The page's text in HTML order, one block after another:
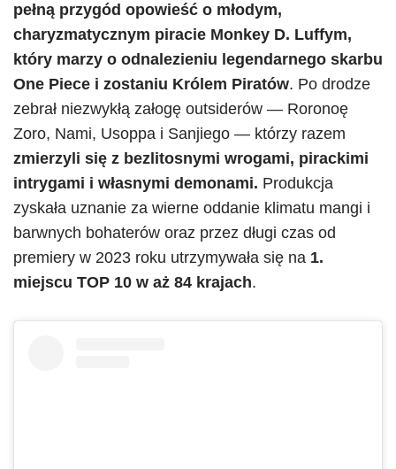
pełną przygód opowieść o młodym,
charyzmatycznym piracie Monkey D. Luffym,
który marzy o odnalezieniu legendarnego skarbu
One Piece i zostaniu Królem Piratów. Po drodze
zebrał niezwykłą załogę outsiderów — Roronoę
Zoro, Nami, Usoppa i Sanjiego — którzy razem
zmierzyli się z bezlitosnymi wrogami, pirackimi
intrygami i własnymi demonami. Produkcja
zyskała uznanie za wierne oddanie klimatu mangi i
barwnych bohaterów oraz przez długi czas od
premiery w 2023 roku utrzymywała się na 1.
miejscu TOP 10 w aż 84 krajach.